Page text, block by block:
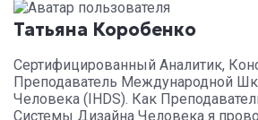
Татьяна Коробенко
Сертифицированный Аналитик,
Преподаватель Международной
Человека (IHDS). Как
Системы Дизайна Человека я